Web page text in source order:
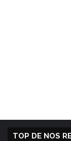
TOP DE NOS